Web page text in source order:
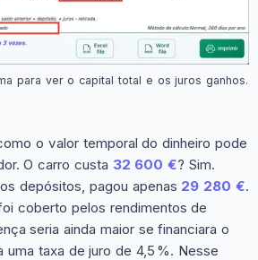
para ver o capital total e os juros ganhos.
o valor temporal do dinheiro pode
O carro custa 32 600 €? Sim.
depósitos, pagou apenas 29 280 €.
coberto pelos rendimentos de
seria ainda maior se financiara o
uma taxa de juro de 4,5 %. Nesse